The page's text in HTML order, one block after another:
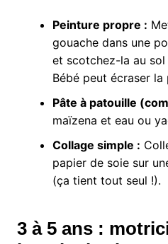
Peinture propre :
gouache dans une
et scotchez-la au
Bébé peut écraser la
Pâte à patouille
maïzena et eau ou
Collage simple :
papier de soie sur
(ça tient tout seul !).
3 à 5 ans :